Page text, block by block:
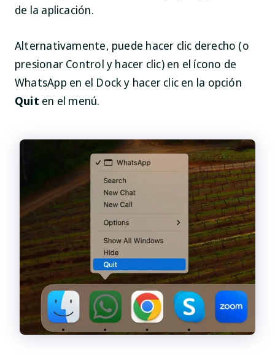
de la aplicación.
Alternativamente, puede hacer clic derecho (o
presionar Control y hacer clic) en el ícono de
WhatsApp en el Dock y hacer clic en la opción
Quit en el menú.